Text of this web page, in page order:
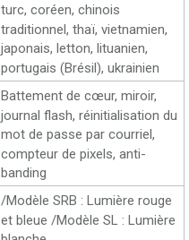
turc, coréen, chinois
traditionnel, thaï, vietnamien,
japonais, letton, lituanien,
portugais (Brésil), ukrainien
Battement de cœur, miroir,
journal flash, réinitialisation du
mot de passe par courriel,
compteur de pixels, anti-
banding
/Modèle SRB : Lumière rouge
et bleue /Modèle SL : Lumière